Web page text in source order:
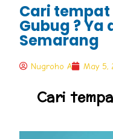
Cari
Gubug ? Ya
Semarang
Nugroho A May 5,
Cari